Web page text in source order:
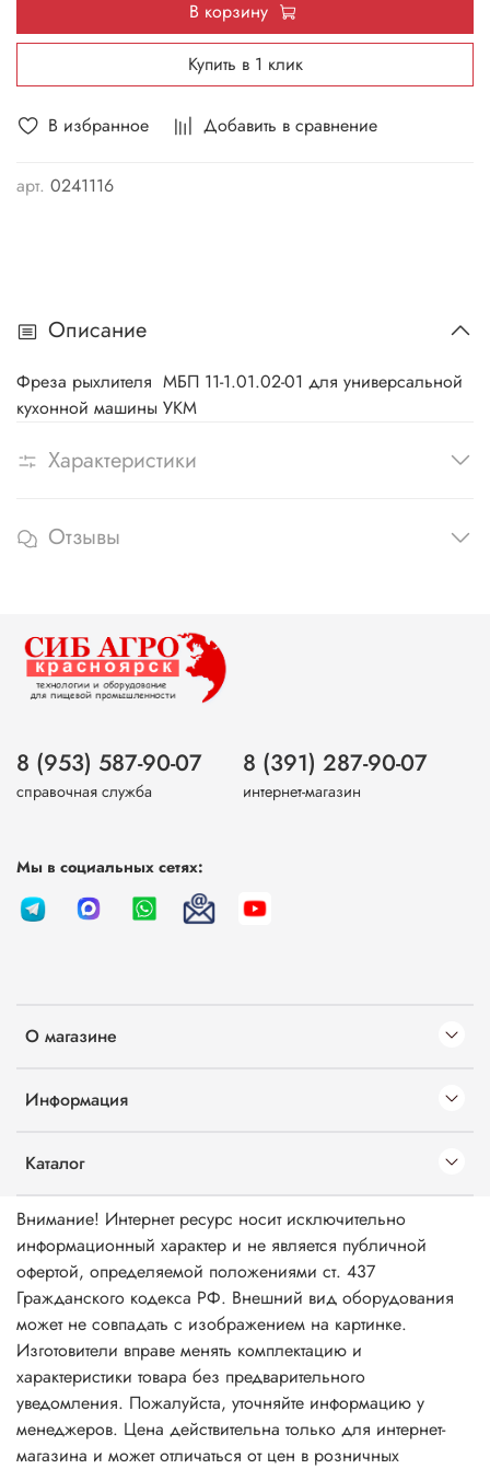
В избранное Добавить в сравнение
арт. 0241116
В корзину
Купить в 1 клик
Описание
Фреза рыхлителя МБП 11-1.01.02-01 для универсальной
кухонной машины УКМ
Характеристики
Отзывы
О магазине
Информация
Каталог
8 (953) 587-90-07
справочная служба
8 (391) 287-90-07
интернет-магазин
Мы в социальных сетях:
Внимание! Интернет ресурс носит исключительно
информационный характер и не является публичной
офертой, определяемой положениями ст. 437
Гражданского кодекса РФ. Внешний вид оборудования
может не совпадать с изображением на картинке.
Изготовители вправе менять комплектацию и
характеристики товара без предварительного
уведомления. Пожалуйста, уточняйте информацию у
менеджеров. Цена действительна только для интернет-
магазина и может отличаться от цен в розничных